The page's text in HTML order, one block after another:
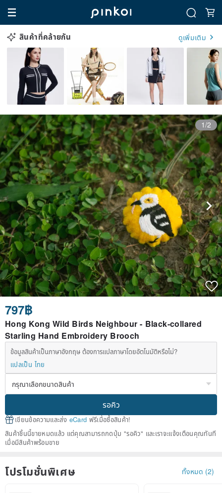
สินค้าที่คล้ายกัน ดูเพิ่มเติม
1/2
797฿
Hong Kong Wild Birds Neighbour - Black-collared
Starling Hand Embroidery Brooch
ข้อมูลสินค้าเป็นภาษาอังกฤษ ต้องการแปลภาษาโดยอัตโนมัติหรือไม่?
แปลเป็น ไทย
รอคิว
เขียนข้อความและส่ง eCard ฟรีเมื่อซื้อสินค้า!
สินค้าชิ้นนี้ขายหมดแล้ว แต่คุณสามารถกดปุ่ม "รอคิว" และเราจะแจ้งเตือนคุณทันที
เมื่อมีสินค้าพร้อมขาย
โปรโมชั่นพิเศษ ทั้งหมด (2)